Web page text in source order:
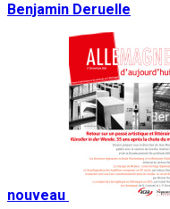
Benjamin Deruelle
nouveau